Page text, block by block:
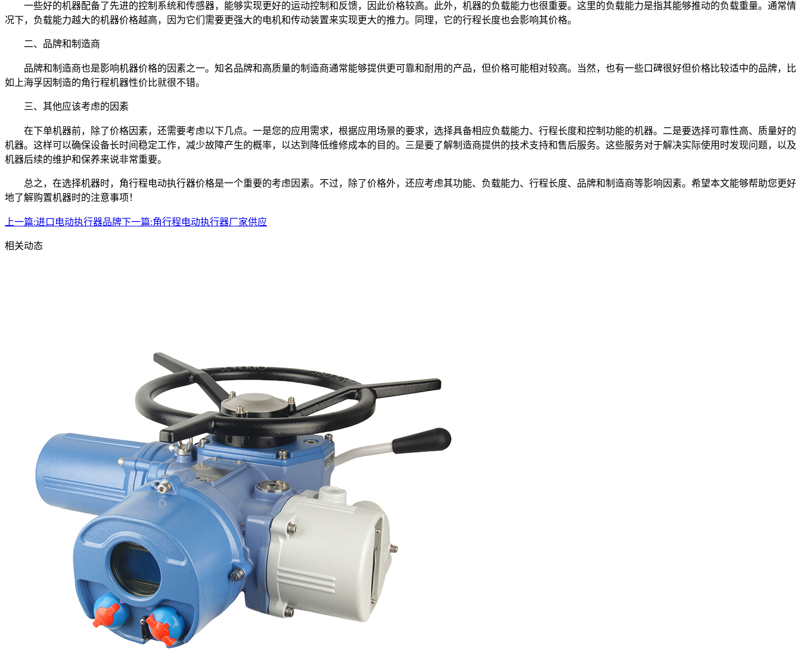
一些好的机器配备了先进的控制系统和传感器，能够实现更好的运动控制和反馈，因此价格较高。此外，机器的负载能力也很重要。这里的负载能力是指其能够推动的负载重量。通常情
况下，负载能力越大的机器价格越高，因为它们需要更强大的电机和传动装置来实现更大的推力。同理，它的行程长度也会影响其价格。
二、品牌和制造商
品牌和制造商也是影响机器价格的因素之一。知名品牌和高质量的制造商通常能够提供更可靠和耐用的产品，但价格可能相对较高。当然，也有一些口碑很好但价格比较适中的品牌，比
如上海孚因制造的角行程机器性价比就很不错。
三、其他应该考虑的因素
在下单机器前，除了价格因素，还需要考虑以下几点。一是您的应用需求，根据应用场景的要求，选择具备相应负载能力、行程长度和控制功能的机器。二是要选择可靠性高、质量好的
机器。这样可以确保设备长时间稳定工作，减少故障产生的概率，以达到降低维修成本的目的。三是要了解制造商提供的技术支持和售后服务。这些服务对于解决实际使用时发现问题，以及
机器后续的维护和保养来说非常重要。
总之，在选择机器时，角行程电动执行器价格是一个重要的考虑因素。不过，除了价格外，还应考虑其功能、负载能力、行程长度、品牌和制造商等影响因素。希望本文能够帮助您更好
地了解购置机器时的注意事项！
上一篇:进口电动执行器品牌下一篇:角行程电动执行器厂家供应
相关动态